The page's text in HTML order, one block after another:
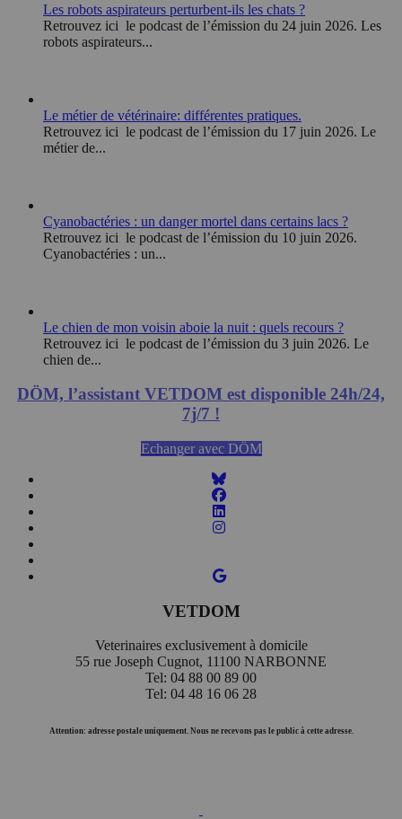
Les robots aspirateurs perturbent-ils les chats ?
Retrouvez ici le podcast de l’émission du 24 juin 2026. Les
robots aspirateurs...
Le métier de vétérinaire: différentes pratiques.
Retrouvez ici le podcast de l’émission du 17 juin 2026. Le
métier de...
Cyanobactéries : un danger mortel dans certains lacs ?
Retrouvez ici le podcast de l’émission du 10 juin 2026.
Cyanobactéries : un...
Le chien de mon voisin aboie la nuit : quels recours ?
Retrouvez ici le podcast de l’émission du 3 juin 2026. Le
chien de...
DÖM, l’assistant VETDOM est disponible 24h/24,
7j/7 !
Echanger avec DÖM
VETDOM
Veterinaires exclusivement à domicile
55 rue Joseph Cugnot, 11100 NARBONNE
Tel: 04 88 00 89 00
Tel: 04 48 16 06 28
Attention: adresse postale uniquement. Nous ne recevons pas le public à cette adresse.